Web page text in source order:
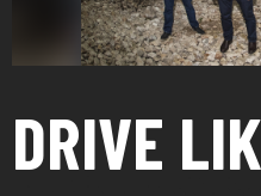
DRIVE